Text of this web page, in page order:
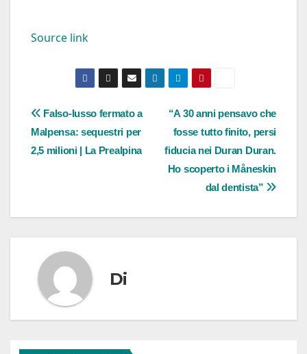
Source link
Navigazione
articoli
“A 30 anni pensavo che
fosse tutto finito, persi
fiducia nei Duran Duran.
Ho scoperto i Måneskin
dal dentista”
Falso-lusso fermato a
Malpensa: sequestri per
2,5 milioni | La Prealpina
Di